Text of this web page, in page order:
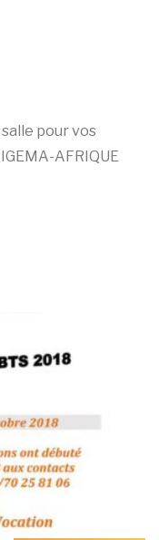
pour vos
AFRIQUE